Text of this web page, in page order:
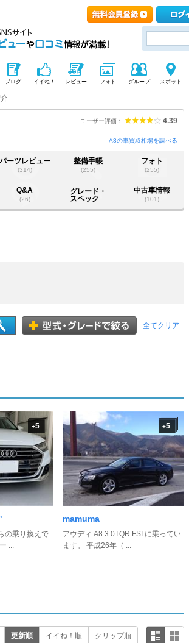
ブログ イイね！ レビュー フォト グループ スポット
ユーザー評価： 4.39
A8の車買取相場を調べる
パーツレビュー
(314)
整備手帳
(255)
フォト
(255)
Q&A
(26)
グレード・
スペック
中古車情報
(101)
全てクリア
+5
の乗り換えで
...
+5
mamuma
アウディ A8 3.0TQR FSI に乗ってい
ます。 平成26年（ ...
更新順 イイね！順 クリップ順